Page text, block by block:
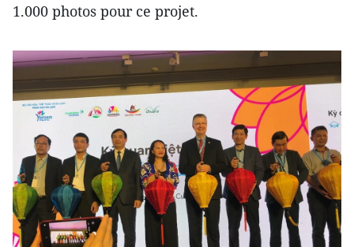
1.000 photos pour ce projet.